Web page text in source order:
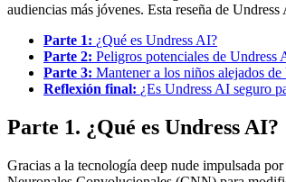
audiencias más jóvenes. Esta reseña de
Parte 1: ¿Qué es Undress AI?
Parte 2: Peligros potenciales de Undress
Parte 3: Mantener a los niños alejados
Reflexión final: ¿Es Undress AI seguro
Parte 1. ¿Qué es Undress AI?
Gracias a la tecnología deep nude impulsada